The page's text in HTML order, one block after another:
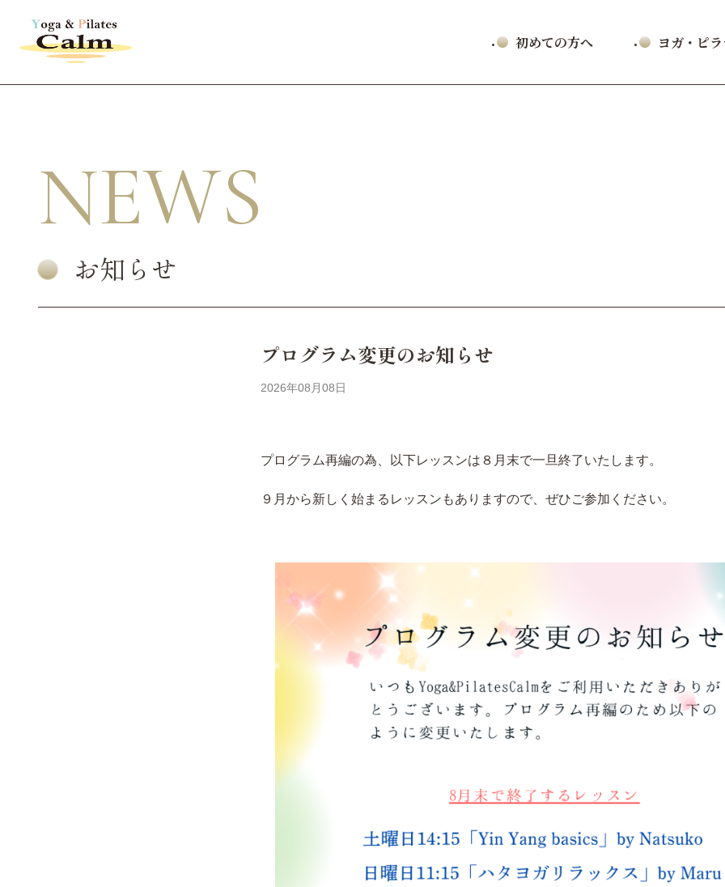
初めての方へ ヨガ・ピ
NEWS
お知らせ
プログラム変更のお知らせ
2026年08月08日
プログラム再編の為、以下レッスンは８月末で一旦終了いたします。
９月から新しく始まるレッスンもありますので、ぜひご参加ください。